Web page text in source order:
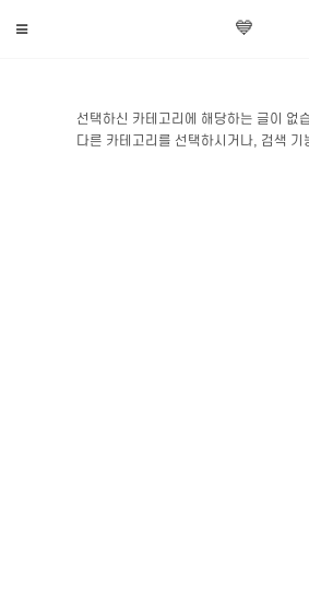
💙
선택하신 카테고리에 해당하는 글이 없
다른 카테고리를 선택하시거나, 검색 기